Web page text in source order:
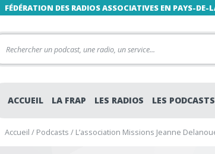
FÉDÉRATION DES RADIOS ASSOCIATIVES EN PAYS-DE-
ACCUEIL LA FRAP LES RADIOS LES PODCASTS
Accueil / Podcasts / L’association Missions Jeanne